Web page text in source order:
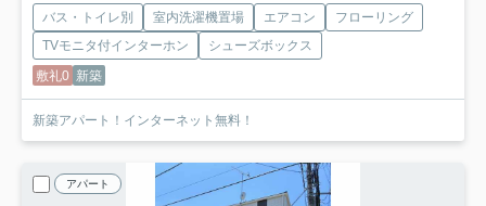
バス・トイレ別 室内洗濯機置場 エアコン
フローリング
TVモニタ付インターホン
シューズボックス
敷礼0 新築
新築アパート！インターネット無料！
アパート